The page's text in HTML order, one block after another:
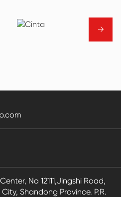
→
No 12111,Jingshi Road,
Shandong Province. P.R.